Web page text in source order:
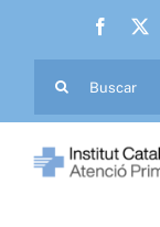
content